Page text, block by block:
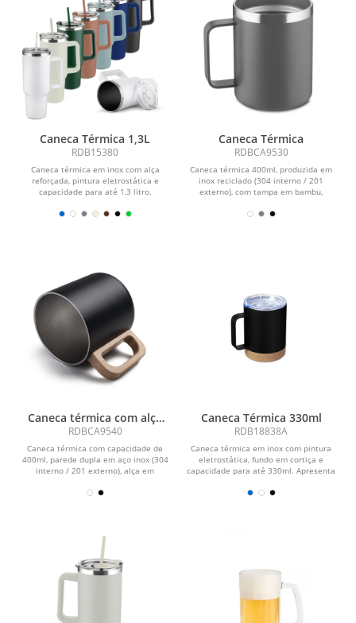
Caneca Térmica 1,3L
RDB15380
Caneca térmica em inox com alça
reforçada, pintura eletrostática e
capacidade para até 1,3 litro.
Caneca Térmica
RDBCA9530
Caneca térmica 400ml, produzida em
inox reciclado (304 interno / 201
externo), com tampa em bambu,
Caneca térmica com alça
em madeira
RDBCA9540
Caneca térmica com capacidade de
400ml, parede dupla em aço inox (304
interno / 201 externo), alça em
Caneca Térmica 330ml
RDB18838A
Caneca térmica em inox com pintura
eletrostática, fundo em cortiça e
capacidade para até 330ml. Apresenta